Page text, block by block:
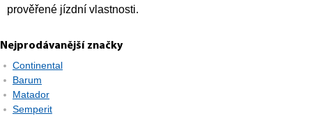
prověřené jízdní vlastnosti.
Nejprodávanější značky
Continental
Barum
Matador
Semperit